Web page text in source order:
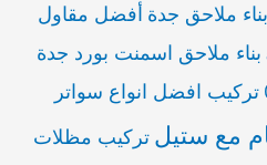
ملاحق جدة أفضل مقاول
بناء ملاحق اسمنت بورد جدة
تركيب افضل انواع سواتر
مع ستيل تركيب مظلات